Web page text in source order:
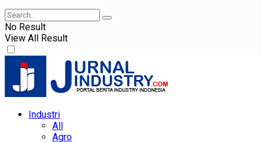
No Result
View All Result
Industri
All
Agro